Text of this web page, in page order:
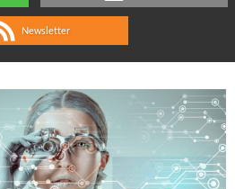
Newsletter